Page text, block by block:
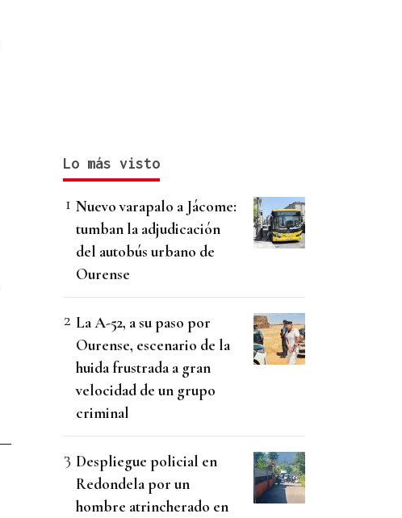
Lo más visto
Nuevo varapalo a Jácome:
tumban la adjudicación
del autobús urbano de
Ourense
La A-52, a su paso por
Ourense, escenario de la
huida frustrada a gran
velocidad de un grupo
criminal
Despliegue policial en
Redondela por un
hombre atrincherado en